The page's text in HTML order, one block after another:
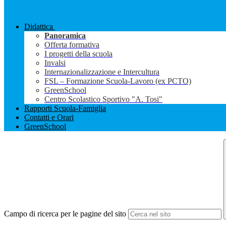
Didattica
Panoramica
Offerta formativa
I progetti della scuola
Invalsi
Internazionalizzazione e Intercultura
FSL – Formazione Scuola-Lavoro (ex PCTO)
GreenSchool
Centro Scolastico Sportivo "A. Tosi"
Rapporti Scuola-Famiglia
Contatti e Orari
GreenSchool
Campo di ricerca per le pagine del sito